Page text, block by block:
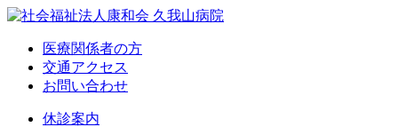
医療関係者の方
交通アクセス
お問い合わせ
休診案内